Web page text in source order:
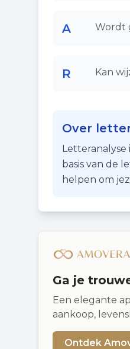
A Wordt
R Kan
Over
basis van de
helpen om
Ga je
Een elegante
aankoop,
Ontdek